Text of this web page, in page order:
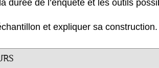
durée de l’enquête et les outils
et expliquer sa construction.